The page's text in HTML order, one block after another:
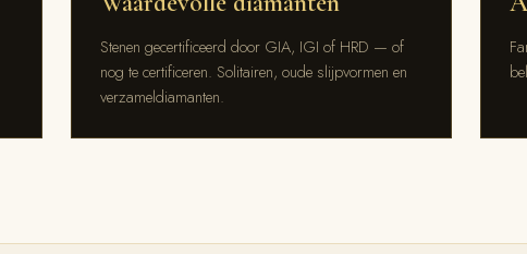
Stenen gecertificeerd door GIA, IGI of HRD — of
nog te certificeren. Solitairen, oude slijpvormen en
verzameldiamanten.